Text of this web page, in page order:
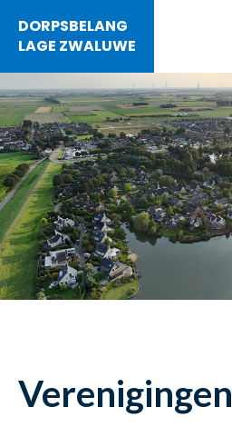
DORPSBELANG
LAGE ZWALUWE
Verenigingen